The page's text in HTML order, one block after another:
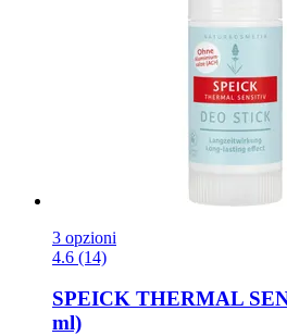
3 opzioni
4.6 (14)
SPEICK THERMAL
ml)